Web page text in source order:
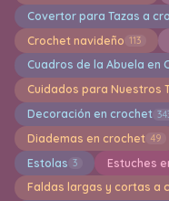
Covertor para Tazas a
Crochet navideño 113
Cuadros de la Abuela en
Cuidados para Nuestros
Decoración en crochet
Diademas en crochet 49
Estolas 3 Estuches
Faldas largas y cortas a